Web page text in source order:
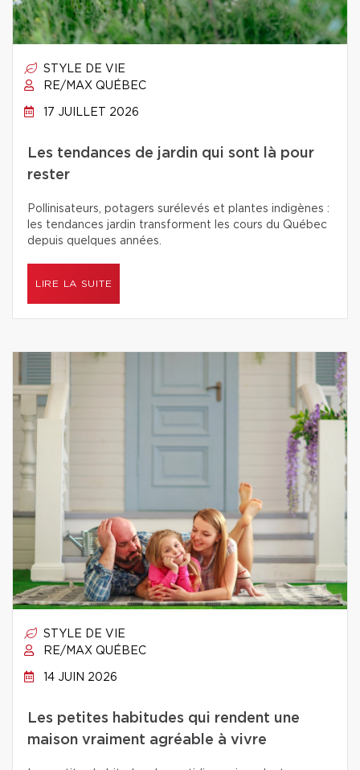
STYLE DE VIE
RE/MAX QUÉBEC
17 JUILLET 2026
Les tendances de jardin qui sont là pour
rester
Pollinisateurs, potagers surélevés et plantes indigènes :
les tendances jardin transforment les cours du Québec
depuis quelques années.
LIRE LA SUITE
STYLE DE VIE
RE/MAX QUÉBEC
14 JUIN 2026
Les petites habitudes qui rendent une
maison vraiment agréable à vivre